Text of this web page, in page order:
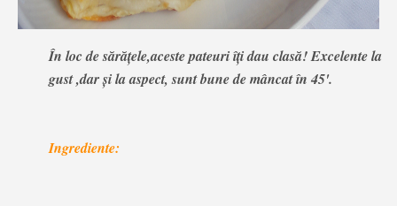
În loc de sărățele,aceste pateuri îți dau clasă! Excelente la
gust ,dar și la aspect, sunt bune de mâncat în 45'.
Ingrediente: